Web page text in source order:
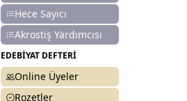
Hece Sayıcı
Akrostiş Yardımcısı
EDEBİYAT DEFTERİ
Online Üyeler
Rozetler